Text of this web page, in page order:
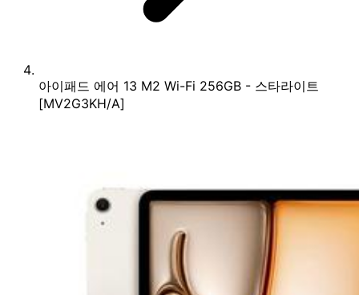
아이패드 에어 13 M2 Wi-Fi 256GB - 스타라이트
[MV2G3KH/A]